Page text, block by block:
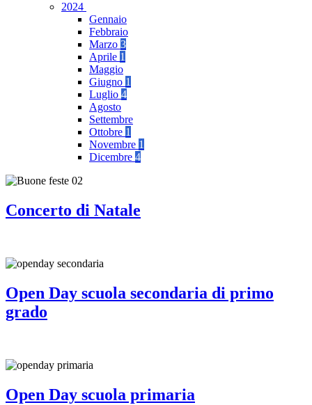
2024
Gennaio
Febbraio
Marzo 3
Aprile 1
Maggio
Giugno 1
Luglio 4
Agosto
Settembre
Ottobre 1
Novembre 1
Dicembre 4
Concerto di Natale
Open Day scuola secondaria di primo
grado
Open Day scuola primaria